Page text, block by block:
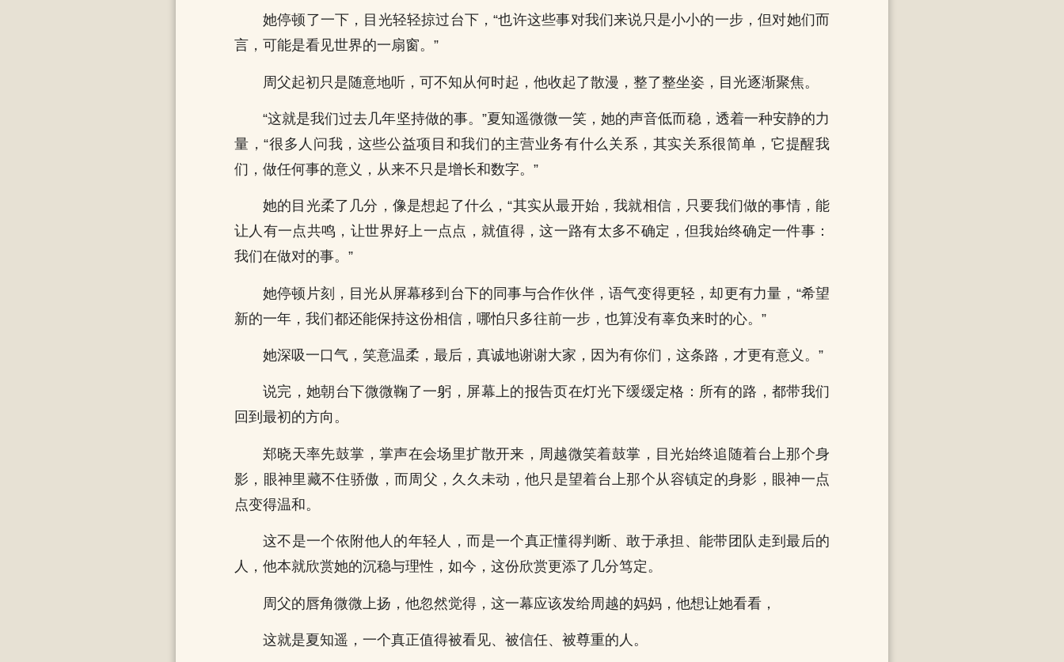
她停顿了一下，目光轻轻掠过台下，“也许这些事对我们来说只是小小的一步，但对她们而
言，可能是看见世界的一扇窗。”
周父起初只是随意地听，可不知从何时起，他收起了散漫，整了整坐姿，目光逐渐聚焦。
“这就是我们过去几年坚持做的事。”夏知遥微微一笑，她的声音低而稳，透着一种安静的力
量，“很多人问我，这些公益项目和我们的主营业务有什么关系，其实关系很简单，它提醒我
们，做任何事的意义，从来不只是增长和数字。”
她的目光柔了几分，像是想起了什么，“其实从最开始，我就相信，只要我们做的事情，能
让人有一点共鸣，让世界好上一点点，就值得，这一路有太多不确定，但我始终确定一件事：
我们在做对的事。”
她停顿片刻，目光从屏幕移到台下的同事与合作伙伴，语气变得更轻，却更有力量，“希望
新的一年，我们都还能保持这份相信，哪怕只多往前一步，也算没有辜负来时的心。”
她深吸一口气，笑意温柔，最后，真诚地谢谢大家，因为有你们，这条路，才更有意义。”
说完，她朝台下微微鞠了一躬，屏幕上的报告页在灯光下缓缓定格：所有的路，都带我们
回到最初的方向。
郑晓天率先鼓掌，掌声在会场里扩散开来，周越微笑着鼓掌，目光始终追随着台上那个身
影，眼神里藏不住骄傲，而周父，久久未动，他只是望着台上那个从容镇定的身影，眼神一点
点变得温和。
这不是一个依附他人的年轻人，而是一个真正懂得判断、敢于承担、能带团队走到最后的
人，他本就欣赏她的沉稳与理性，如今，这份欣赏更添了几分笃定。
周父的唇角微微上扬，他忽然觉得，这一幕应该发给周越的妈妈，他想让她看看，
这就是夏知遥，一个真正值得被看见、被信任、被尊重的人。